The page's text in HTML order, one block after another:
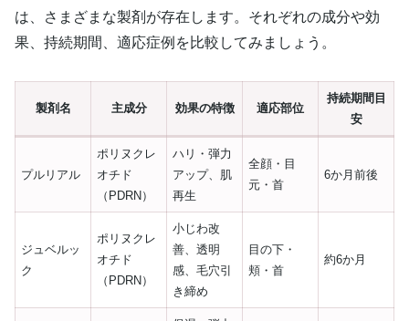
は、さまざまな製剤が存在します。それぞれの成分や効
果、持続期間、適応症例を比較してみましょう。
製剤名 主成分 効果の特徴 適応部位
持続期間目
安
プルリアル
ポリヌクレ
オチド
（PDRN）
ハリ・弾力
アップ、肌
再生
全顔・目
元・首
6か月前後
ジュベルッ
ク
ポリヌクレ
オチド
（PDRN）
小じわ改
善、透明
感、毛穴引
き締め
目の下・
頬・首
約6か月